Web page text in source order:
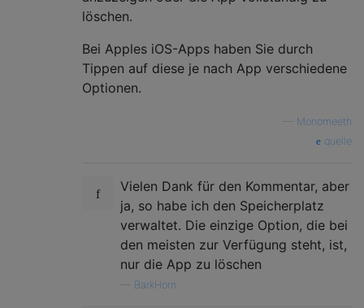
löschen.
Bei Apples iOS-Apps haben Sie durch
Tippen auf diese je nach App verschiedene
Optionen.
Monomeeth
quelle
Vielen Dank für den Kommentar, aber
ja, so habe ich den Speicherplatz
verwaltet. Die einzige Option, die bei
den meisten zur Verfügung steht, ist,
nur die App zu löschen
BarkHorn